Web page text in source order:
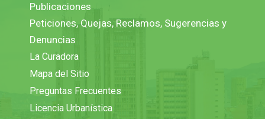
Publicaciones
Peticiones, Quejas, Reclamos, Sugerencias y
Denuncias
La Curadora
Mapa del Sitio
Preguntas Frecuentes
Licencia Urbanística